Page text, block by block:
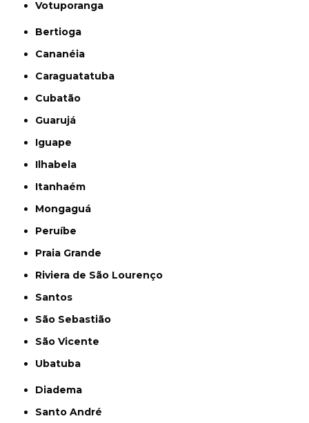
Votuporanga
Bertioga
Cananéia
Caraguatatuba
Cubatão
Guarujá
Iguape
Ilhabela
Itanhaém
Mongaguá
Peruíbe
Praia Grande
Riviera de São Lourenço
Santos
São Sebastião
São Vicente
Ubatuba
Diadema
Santo André